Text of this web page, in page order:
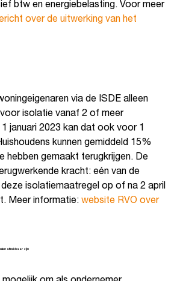
btw en energiebelasting. Voor meer
over de uitwerking van het
via de ISDE alleen
isolatie vanaf 2 of meer
januari 2023 kan dat ook voor 1
kunnen gemiddeld 15%
hebben gemaakt terugkrijgen. De
kracht: eén van de
isolatiemaatregel op of na 2 april
Meer informatie: website RVO over
aftrekbaar zijn